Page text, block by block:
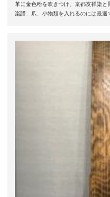
革に金色粉を吹きつけ、京都友禅染と
楽譜、爪、小物類を入れるのには最適